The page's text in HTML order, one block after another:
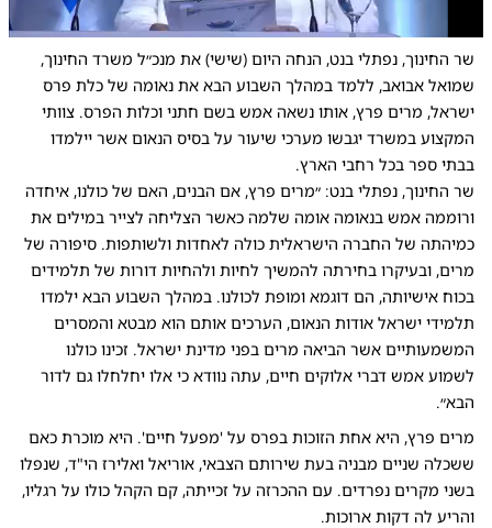
10 10 0:00 / 1:41
שר החינוך, נפתלי בנט, הנחה היום (שישי) את מנכ״ל משרד החינוך,
שמואל אבואב, ללמד במהלך השבוע הבא את נאומה של כלת פרס
ישראל, מרים פרץ, אותו נשאה אמש בשם חתני וכלות הפרס. צוותי
המקצוע במשרד יגבשו מערכי שיעור על בסיס הנאום אשר יילמדו
בבתי ספר בכל רחבי הארץ.
שר החינוך, נפתלי בנט: ״מרים פרץ, אם הבנים, האם של כולנו, איחדה
ורוממה אמש בנאומה אומה שלמה כאשר הצליחה לצייר במילים את
כמיהתה של החברה הישראלית כולה לאחדות ולשותפות. סיפורה של
מרים, ובעיקרו בחירתה להמשיך לחיות ולהחיות דורות של תלמידים
בכוח אישיותה, הם דוגמא ומופת לכולנו. במהלך השבוע הבא ילמדו
תלמידי ישראל אודות הנאום, הערכים אותם הוא מבטא והמסרים
המשמעותיים אשר הביאה מרים בפני מדינת ישראל. זכינו כולנו
לשמוע אמש דברי אלוקים חיים, עתה נוודא כי אלו יחלחלו גם לדור
הבא״.
מרים פרץ, היא אחת הזוכות בפרס על 'מפעל חיים'. היא מוכרת כאם
ששכלה שניים מבניה בעת שירותם הצבאי, אוריאל ואלירז הי"ד, שנפלו
בשני מקרים נפרדים. עם ההכרזה על זכייתה, קם הקהל כולו על רגליו,
והריע לה דקות ארוכות.